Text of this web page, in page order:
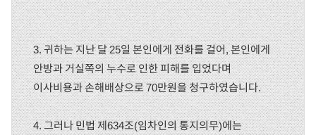
3. 귀하는 지난 달 25일 본인에게 전화를 걸어, 본인에게
안방과 거실쪽의 누수로 인한 피해를 입었다며
이사비용과 손해배상으로 70만원을 청구하였습니다.
4. 그러나 민법 제634조(임차인의 통지의무)에는